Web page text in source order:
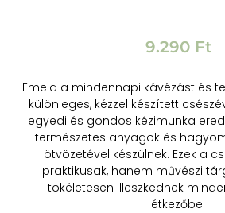
9.290 Ft
Emeld a mindennapi kávézást és
különleges, kézzel készített
egyedi és gondos kézimunka
természetes anyagok és
ötvözetével készülnek. Ezek a
praktikusak, hanem művészi
tökéletesen illeszkednek
étkezőbe.